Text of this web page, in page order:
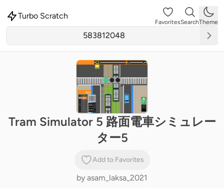
Turbo Scratch
FavoritesSearchTheme
Tram Simulator 5 路面電車シミュレー
ター5
Add to Favorites
by asam_laksa_2021